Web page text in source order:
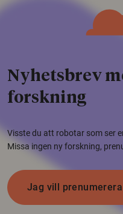
Nyhetsbrev
forskning
Visste du att robotar som ser
Missa ingen ny forskning,
Jag vill prenumerera